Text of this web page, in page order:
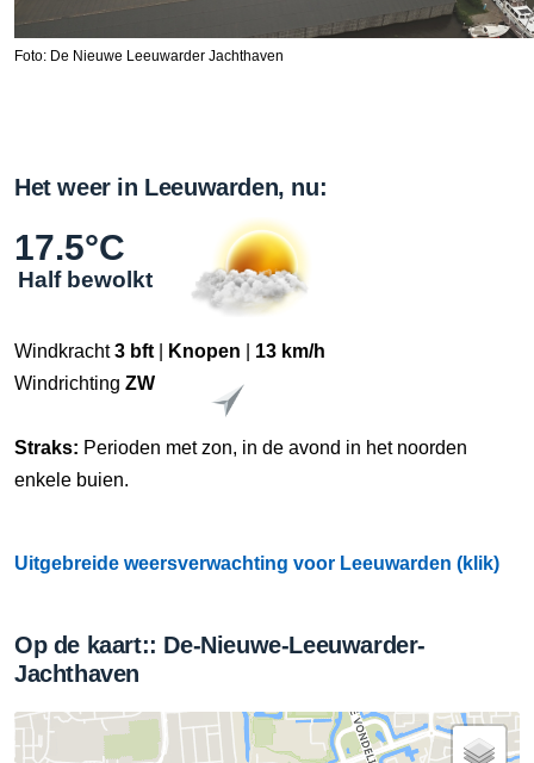
Foto: De Nieuwe Leeuwarder Jachthaven
Het weer in Leeuwarden, nu:
17.5°C
Half bewolkt
Windkracht3 bft Knopen
13 km/h
Windrichting ZW
Straks: Perioden met zon, in de avond in het noorden
enkele buien.
Uitgebreide weersverwachting voor Leeuwarden (klik)
Op de kaart:: De-Nieuwe-Leeuwarder-
Jachthaven